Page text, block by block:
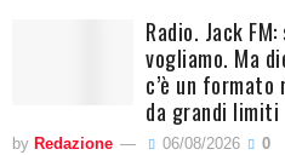
Radio. Jack
vogliamo. Ma
c’è un formato
da grandi limiti
by Redazione 06/08/2026 0